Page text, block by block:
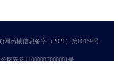
药械信息备字（2021）第00159号
网安备11000002000001号